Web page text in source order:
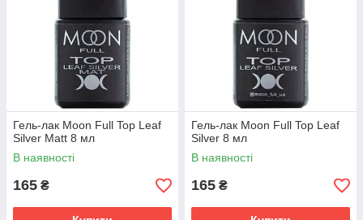
Гель-лак Moon Full Top Leaf
Silver Matt 8 мл
В наявності
165 ₴
Гель-лак Moon Full Top Leaf
Silver 8 мл
В наявності
165 ₴